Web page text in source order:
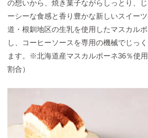
の想いから、焼き菓子ながらしっとり、
ーシーな食感と香り豊かな新しいスイー
道・根釧地区の生乳を使用したマスカル
し、コーヒーソースを専用の機械でじっ
ます。※北海道産マスカルポーネ36％使
割合）